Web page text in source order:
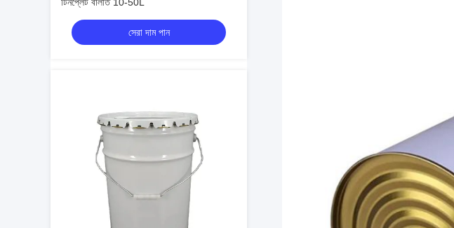
সেরা দাম পান